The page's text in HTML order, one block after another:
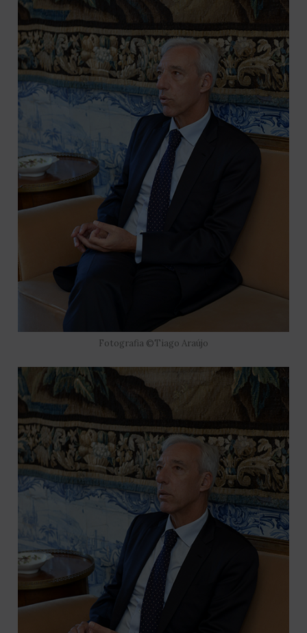
Fotografia ©Tiago Araújo